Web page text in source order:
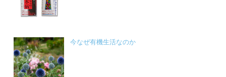
今なぜ有機生活なのか